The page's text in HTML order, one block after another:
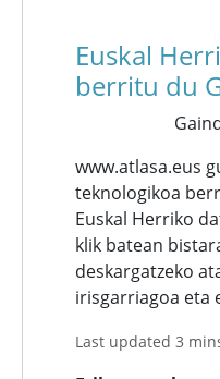
Euskal
berritu du
www.atlasa.eus
teknologikoa
Euskal Herriko
klik batean
deskargatzeko
irisgarriagoa eta
Last updated 3